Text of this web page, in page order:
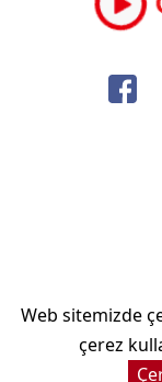
Web sitemizde
çerez